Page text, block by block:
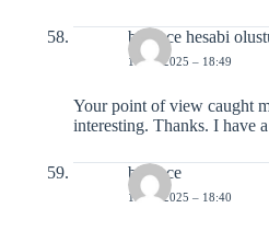
binance hesabi
11-12-2025 – 18:49
Your point of view caught
interesting. Thanks. I have
binance
13-12-2025 – 18:40